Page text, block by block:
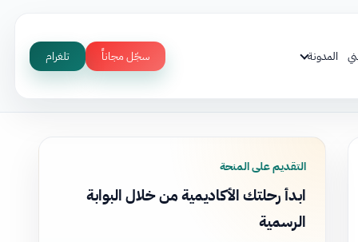
المدونة سجّل مجاناً تلغرام
التقديم على المنحة
ابدأ رحلتك الأكاديمية من خلال البوابة
الرسمية